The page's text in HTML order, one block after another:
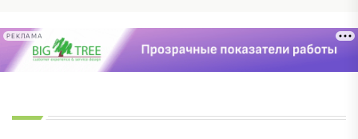
РЕКЛАМА